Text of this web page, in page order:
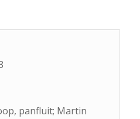
panfluit; Martin